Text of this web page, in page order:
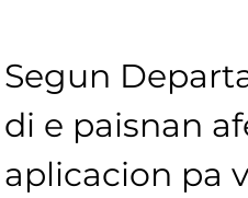
Segun
di e paisnan
aplicacion pa